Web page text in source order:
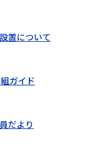
置について
ガイド
だより